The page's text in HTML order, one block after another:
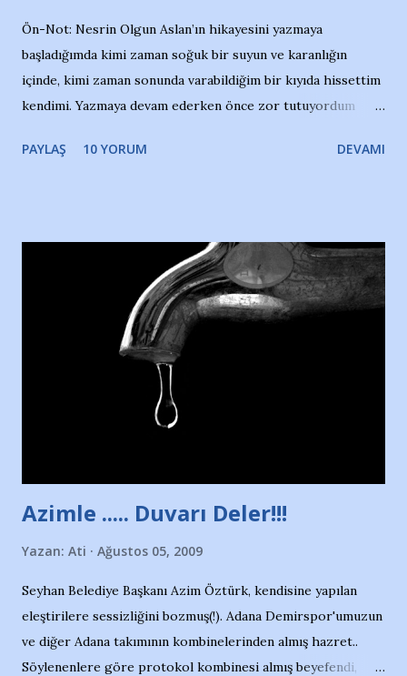
Ön-Not: Nesrin Olgun Aslan’ın hikayesini yazmaya
başladığımda kimi zaman soğuk bir suyun ve karanlığın
içinde, kimi zaman sonunda varabildiğim bir kıyıda hissettim
kendimi. Yazmaya devam ederken önce zor tutuyordum
Yazımı, ağlayarak bitirebildim ancak…Kendisinin web
Nesrin’in Hikayesi’ne başlıyorum… 1964 Adana Yüzme
havuzunun kenarında 7 yaşında kara kuru bir kız çocuğu
duruyor. Havuzun içinde Adana Demirspor Kulübü
yüzücüleri. Erkekler çoğunlukta. Küçük kız etrafına bakıyor.
Sadece 4 kız çocuğu var. Nesrin, Adana Demirspor’un 4
kızından biri oluyor o gün…Giriyor havuza. 1973 – 1975
Adana Nesrin, 16 yaşında. Yüzüyor. 7 yaşında girdiği
Türkiye 3.lüğü var. 17 yaşında mar...
PAYLAŞ 10 YORUM DEVAMI
Azimle ..... Duvarı Deler!!!
Yazan: Ati Ağustos 05, 2009
Seyhan Belediye Başkanı Azim Öztürk, kendisine yapılan
eleştirilere sessizliğini bozmuş(!). Adana Demirspor'umuzun
ve diğer Adana takımının kombinelerinden almış hazret..
Söylenenlere göre protokol kombinesi almış beyefendi,